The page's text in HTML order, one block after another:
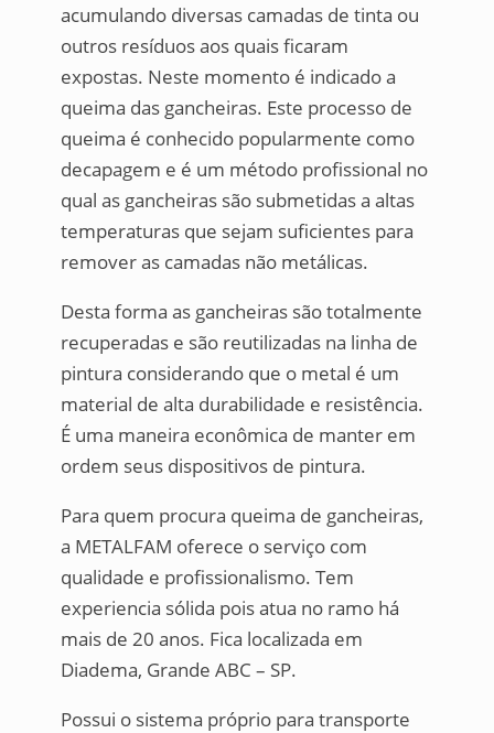
acumulando diversas camadas de tinta ou
outros resíduos aos quais ficaram
expostas. Neste momento é indicado a
queima das gancheiras. Este processo de
queima é conhecido popularmente como
decapagem e é um método profissional no
qual as gancheiras são submetidas a altas
temperaturas que sejam suficientes para
remover as camadas não metálicas.
Desta forma as gancheiras são totalmente
recuperadas e são reutilizadas na linha de
pintura considerando que o metal é um
material de alta durabilidade e resistência.
É uma maneira econômica de manter em
ordem seus dispositivos de pintura.
Para quem procura queima de gancheiras,
a METALFAM oferece o serviço com
qualidade e profissionalismo. Tem
experiencia sólida pois atua no ramo há
mais de 20 anos. Fica localizada em
Diadema, Grande ABC – SP.
Possui o sistema próprio para transporte